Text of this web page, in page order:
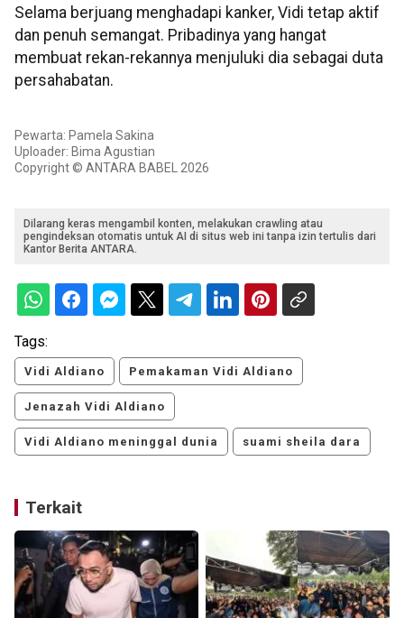
Selama berjuang menghadapi kanker, Vidi tetap aktif
dan penuh semangat. Pribadinya yang hangat
membuat rekan-rekannya menjuluki dia sebagai duta
persahabatan.
Pewarta: Pamela Sakina
Uploader: Bima Agustian
Copyright © ANTARA BABEL 2026
Dilarang keras mengambil konten, melakukan crawling atau
pengindeksan otomatis untuk AI di situs web ini tanpa izin tertulis dari
Kantor Berita ANTARA.
Tags:
Vidi Aldiano Pemakaman Vidi Aldiano
Jenazah Vidi Aldiano
Vidi Aldiano meninggal dunia suami sheila dara
Terkait